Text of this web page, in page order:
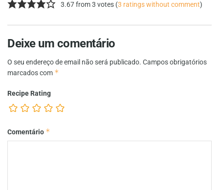
3.67 from 3 votes (3 ratings without comment)
Deixe um comentário
O seu endereço de email não será publicado. Campos obrigatórios
marcados com *
Recipe Rating
Comentário *